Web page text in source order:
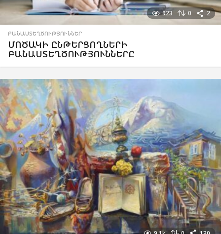
923 0 2
ԲԱՆԱՍՏԵՂԾՈՒԹՅՈՒՆՆԵՐ
ՄՈԾԱԿԻ ԸՆԹԵՐՑՈՂՆԵՐԻ
ԲԱՆԱՍՏԵՂԾՈՒԹՅՈՒՆՆԵՐԸ